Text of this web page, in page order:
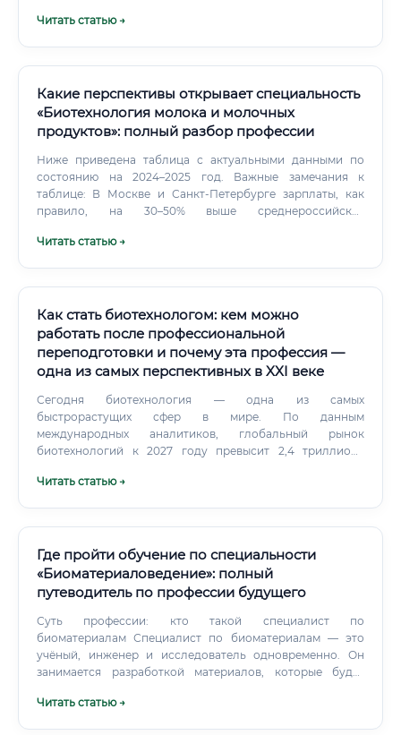
возможность менять мир к лучшему.
Читать статью →
Какие перспективы открывает специальность
«Биотехнология молока и молочных
продуктов»: полный разбор профессии
Ниже приведена таблица с актуальными данными по
состоянию на 2024–2025 год. Важные замечания к
таблице: В Москве и Санкт-Петербурге зарплаты, как
правило, на 30–50% выше среднероссийских
Читать статью →
Как стать биотехнологом: кем можно
работать после профессиональной
переподготовки и почему эта профессия —
одна из самых перспективных в XXI веке
Сегодня биотехнология — одна из самых
быстрорастущих сфер в мире. По данным
международных аналитиков, глобальный рынок
биотехнологий к 2027 году превысит 2,4 триллиона
Читать статью →
Где пройти обучение по специальности
«Биоматериаловедение»: полный
путеводитель по профессии будущего
Суть профессии: кто такой специалист по
биоматериалам Специалист по биоматериалам — это
учёный, инженер и исследователь одновременно. Он
занимается разработкой материалов, которые будут
импланты, системы доставки лекарств, раневые
Читать статью →